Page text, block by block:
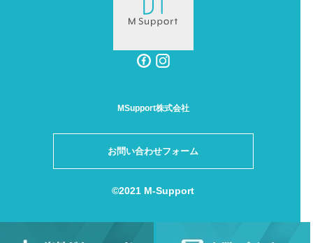
MSupport株式会社
お問い合わせフォーム
©2021 M-Support